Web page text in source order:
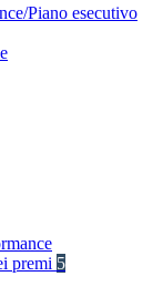
Piano esecutivo
premi 5